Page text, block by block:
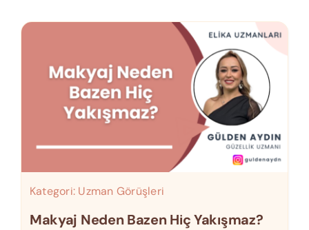
Kategori: Uzman Görüşleri
Makyaj Neden Bazen Hiç Yakışmaz?